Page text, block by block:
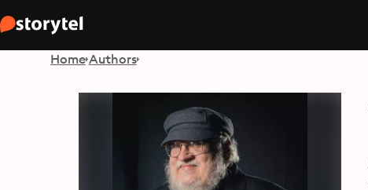
Home Authors